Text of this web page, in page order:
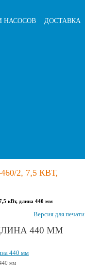
НАСОСОВ ДОСТАВКА
2, 7,5 КВТ,
кВт, длина 440 мм
Версия для печати
440 ММ
мм